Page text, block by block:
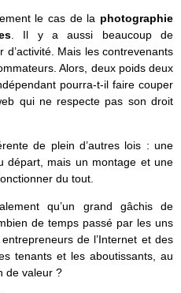
le cas de la photographie
. Il y a aussi beaucoup de
Mais les contrevenants
Alors, deux poids deux
pourra-t-il faire couper
qui ne respecte pas son droit
de plein d’autres lois : une
départ, mais un montage et une
du tout.
qu’un grand gâchis de
de temps passé par les uns
de l’Internet et des
tenants et les aboutissants, au
de valeur ?